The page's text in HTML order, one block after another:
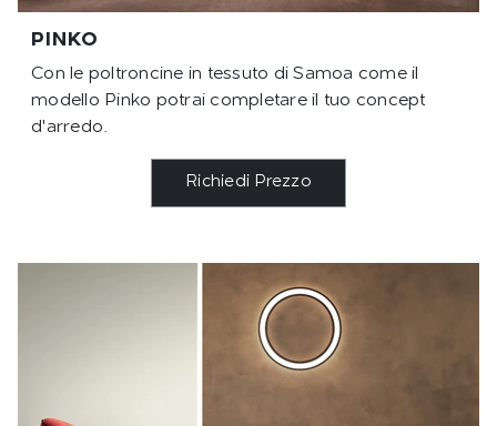
PINKO
Con le poltroncine in tessuto di Samoa come il
modello Pinko potrai completare il tuo concept
d'arredo.
Richiedi Prezzo